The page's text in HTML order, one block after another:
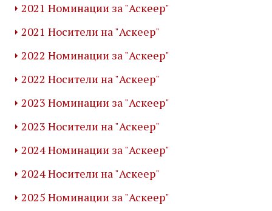
2021 Номинации за "Аскеер"
2021 Носители на "Аскеер"
2022 Номинации за "Аскеер"
2022 Носители на "Аскеер"
2023 Номинации за "Аскеер"
2023 Носители на "Аскеер"
2024 Номинации за "Аскеер"
2024 Носители на "Аскеер"
2025 Номинации за "Аскеер"